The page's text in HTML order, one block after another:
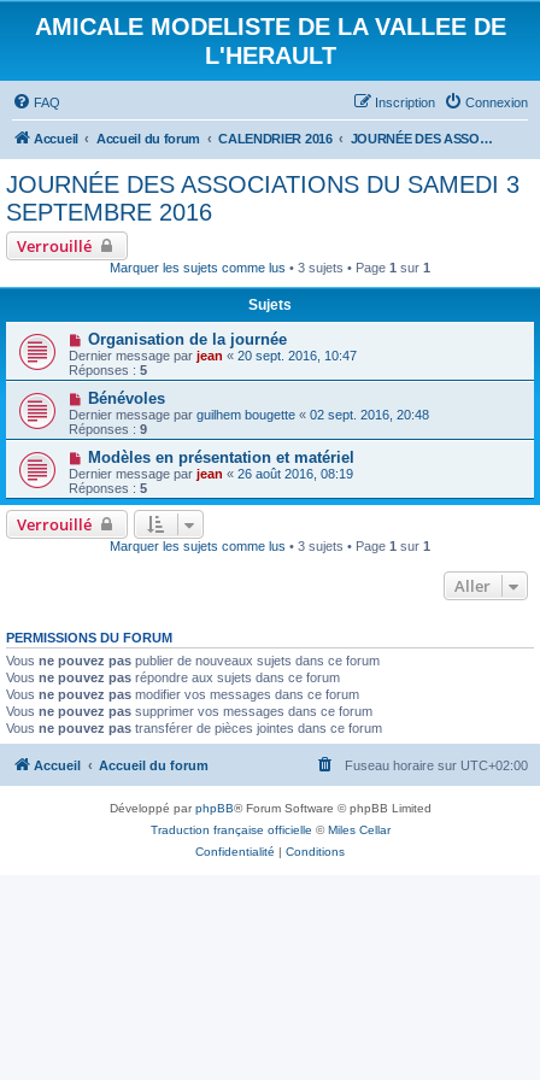
AMICALE MODELISTE DE LA VALLEE DE
L'HERAULT
FAQ Connexion
Inscription
Accueil Accueil du forum CALENDRIER 2016 JOURNÉE DES ASSOCIATIONS DU SAMEDI 3 SEPTEMBRE 2016
JOURNÉE DES ASSOCIATIONS DU SAMEDI 3
SEPTEMBRE 2016
Verrouillé
Marquer les sujets comme lus • 3 sujets • Page 1 sur 1
Sujets
Organisation de la journée
Dernier message par jean « 20 sept. 2016, 10:47
Réponses : 5
Bénévoles
Dernier message par guilhem bougette « 02 sept. 2016, 20:48
Réponses : 9
Modèles en présentation et matériel
Dernier message par jean « 26 août 2016, 08:19
Réponses : 5
Verrouillé
Marquer les sujets comme lus • 3 sujets • Page 1 sur 1
Aller
PERMISSIONS DU FORUM
Vous ne pouvez pas publier de nouveaux sujets dans ce forum
Vous ne pouvez pas répondre aux sujets dans ce forum
Vous ne pouvez pas modifier vos messages dans ce forum
Vous ne pouvez pas supprimer vos messages dans ce forum
Vous ne pouvez pas transférer de pièces jointes dans ce forum
Accueil Accueil du forum Fuseau horaire sur UTC+02:00
Développé parphpBB® Forum Software © phpBB Limited
Traduction française officielle ©Miles Cellar
Confidentialité | Conditions